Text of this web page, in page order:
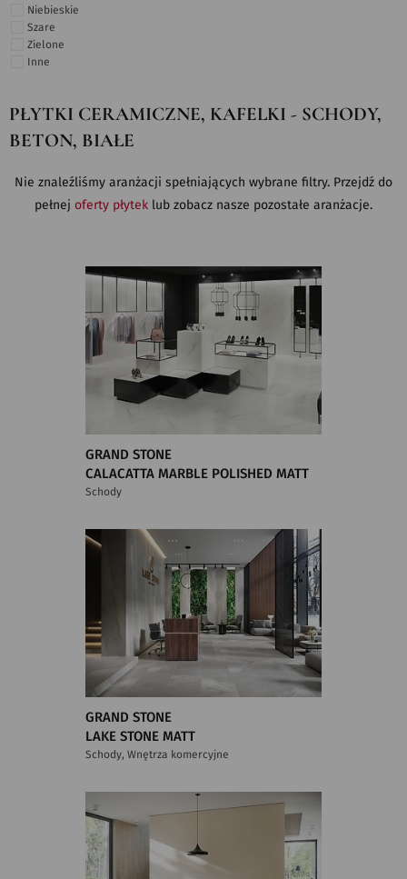
Niebieskie
Szare
Zielone
Inne
PŁYTKI CERAMICZNE, KAFELKI - SCHODY,
BETON, BIAŁE
Nie znaleźliśmy aranżacji spełniających wybrane filtry. Przejdź do
pełnej oferty płytek lub zobacz nasze pozostałe aranżacje.
GRAND STONE
CALACATTA MARBLE POLISHED MATT
Schody
GRAND STONE
LAKE STONE MATT
Schody, Wnętrza komercyjne